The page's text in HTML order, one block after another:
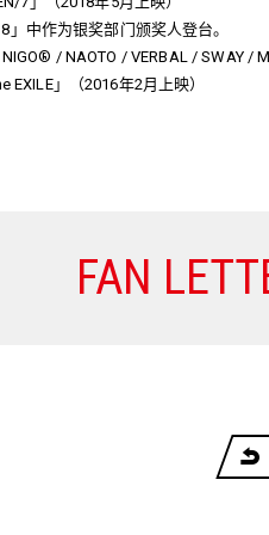
中作为银奖部门颁奖人登台。
/ NAOTO / VERBAL / SWAY /
」（2016年2月上映）
FAN